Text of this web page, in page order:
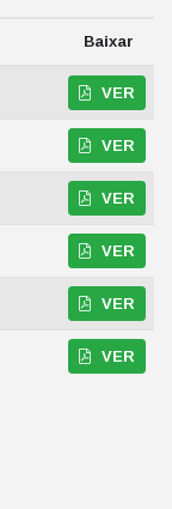
Baixar
VER
VER
VER
VER
VER
VER